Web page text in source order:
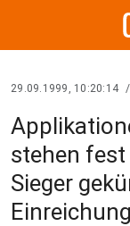
29.09.1999, 10:20:14 /
stehen
Sieger